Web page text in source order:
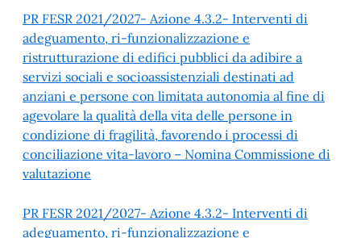
PR FESR 2021/2027- Azione 4.3.2- Interventi di
adeguamento, ri-funzionalizzazione e
ristrutturazione di edifici pubblici da adibire a
servizi sociali e socioassistenziali destinati ad
anziani e persone con limitata autonomia al fine di
agevolare la qualità della vita delle persone in
condizione di fragilità, favorendo i processi di
conciliazione vita-lavoro – Nomina Commissione di
valutazione
PR FESR 2021/2027- Azione 4.3.2- Interventi di
adeguamento, ri-funzionalizzazione e